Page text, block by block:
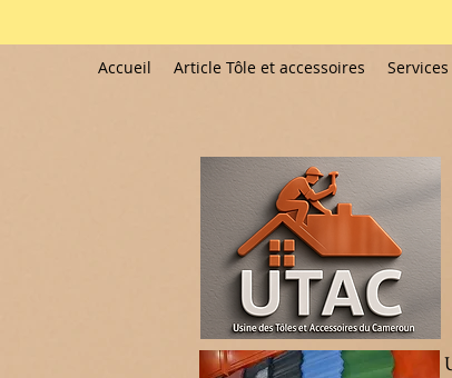
Accueil Article Tôle et accessoires Services